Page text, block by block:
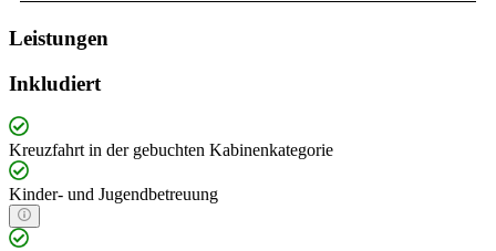
Leistungen
Inkludiert
Kreuzfahrt in der gebuchten Kabinenkategorie
Kinder- und Jugendbetreuung